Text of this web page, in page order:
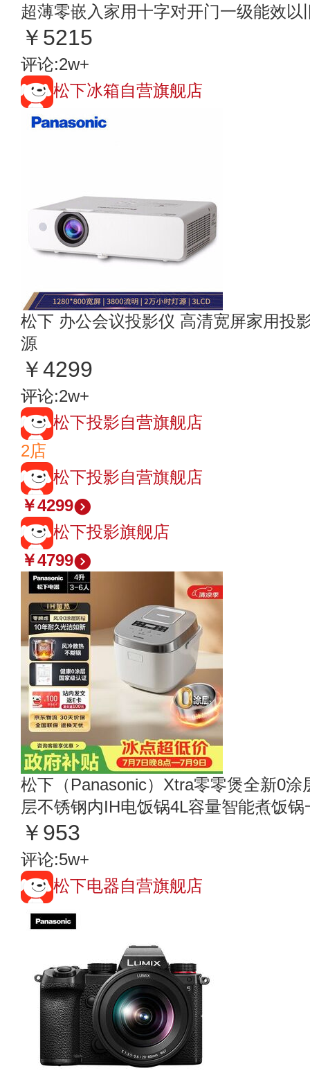
超薄零嵌入家用十字对开门一级能效以
￥5215
评论:2w+
松下冰箱自营旗舰店
松下 办公会议投影仪 高清宽屏家用投
源
￥4299
评论:2w+
松下投影自营旗舰店
2店
松下投影自营旗舰店
￥4299
松下投影旗舰店
￥4799
松下（Panasonic）Xtra零零煲全新0
层不锈钢内IH电饭锅4L容量智能煮饭
￥953
评论:5w+
松下电器自营旗舰店